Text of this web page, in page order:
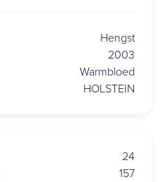
Hengst
2003
Warmbloed
HOLSTEIN
24
157